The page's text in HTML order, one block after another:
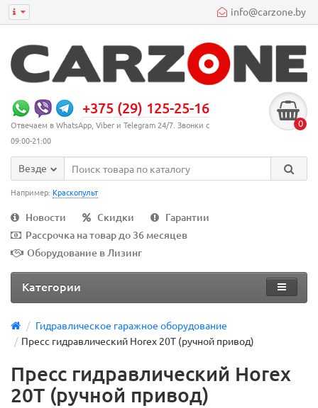
info@carzone.by
+375 (29) 125-25-16
Отвечаем в WhatsApp, Viber и Telegram 24/7. Звонки с
09:00-21:00
0
Везде
Например: Краскопульт
Новости Скидки
Гарантии
Рассрочка на товар до 36 месяцев
Оборудование в Лизинг
Категории
Гидравлическое гаражное оборудование
Пресс гидравлический Horex 20Т (ручной привод)
Пресс гидравлический Horex
20Т (ручной привод)